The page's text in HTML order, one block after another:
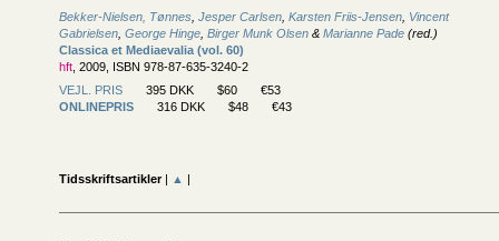
Bekker-Nielsen, Tønnes Jesper Carlsen Karsten Friis-Jensen Vincent
Gabrielsen George Hinge Birger Munk Olsen & Marianne Pade (red.)
Classica et Mediaevalia (vol. 60)
hft , 2009, ISBN 978-87-635-3240-2
VEJL. PRIS
395 DKK $60
€53
ONLINEPRIS
316 DKK $48 €43
Tidsskriftsartikler| ▲ |